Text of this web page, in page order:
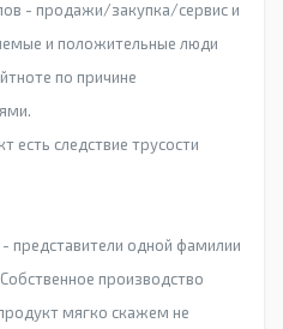
- продажи/закупка/сервис и
и положительные люди
по причине
есть следствие трусости
представители одной фамилии
производство
мягко скажем не